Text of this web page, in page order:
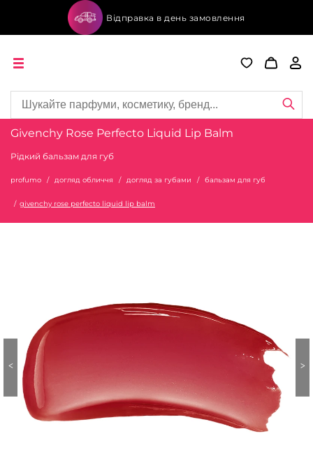
Відправка в день замовлення
Givenchy Rose Perfecto Liquid Lip Balm
Рідкий бальзам для губ
profumo догляд обличчя догляд за губами бальзам для губ
givenchy rose perfecto liquid lip balm